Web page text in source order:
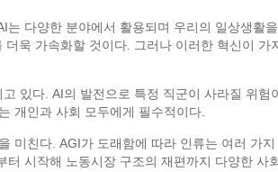
다양한 분야에서 활용되며 우리의 일상생활
욱 가속화할 것이다. 그러나 이러한 혁신이 가
있다. AI의 발전으로 특정 직군이 사라질 위험
개인과 사회 모두에게 필수적이다.
미친다. AGI가 도래함에 따라 인류는 여러 가지
시작해 노동시장 구조의 재편까지 다양한 사